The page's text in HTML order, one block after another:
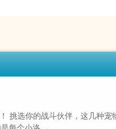
挑选你的战斗伙伴，这几种宠